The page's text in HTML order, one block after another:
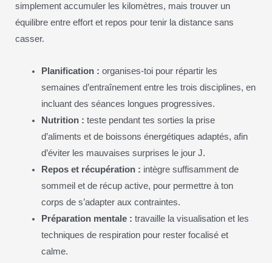
simplement accumuler les kilomètres, mais trouver un
équilibre entre effort et repos pour tenir la distance sans
casser.
Planification : organises-toi pour répartir les
semaines d’entraînement entre les trois disciplines, en
incluant des séances longues progressives.
Nutrition : teste pendant tes sorties la prise
d’aliments et de boissons énergétiques adaptés, afin
d’éviter les mauvaises surprises le jour J.
Repos et récupération : intègre suffisamment de
sommeil et de récup active, pour permettre à ton
corps de s’adapter aux contraintes.
Préparation mentale : travaille la visualisation et les
techniques de respiration pour rester focalisé et
calme.